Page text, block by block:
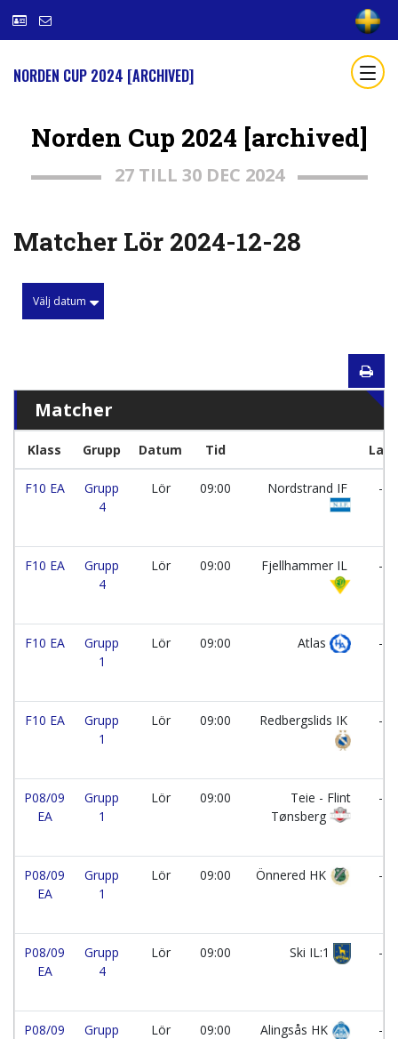
NORDEN CUP 2024 [ARCHIVED]
Norden Cup 2024 [archived]
27 TILL 30 DEC 2024
Matcher Lör 2024-12-28
Välj datum
Matcher
Klass Grupp Datum Tid Lag
F10 EA
Grupp
4
Lör 09:00 Nordstrand IF -
F10 EA
Grupp
4
Lör 09:00 Fjellhammer IL -
F10 EA
Grupp
1
Lör 09:00 Atlas -
F10 EA
Grupp
1
Lör 09:00 Redbergslids IK -
P08/09
EA
Grupp
1
Lör 09:00
Teie - Flint
Tønsberg
-
P08/09
EA
Grupp
1
Lör 09:00 Önnered HK -
P08/09
EA
Grupp
4
Lör 09:00 Ski IL:1 -
P08/09
Grupp
Lör 09:00 Alingsås HK -